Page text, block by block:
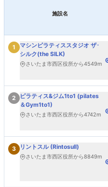
施設名
1
マシンピラティススタジオ ザ･
シルク(the SILK)
さいたま市西区役所から4549m
2
ピラティス&ジム1to1 (pilates
＆Gym1to1)
さいたま市西区役所から4742m
3 リントスル (Rintosull)
さいたま市西区役所から8849m